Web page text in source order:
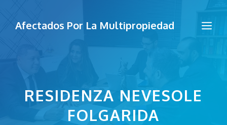
Afectados Por La Multipropiedad
RESIDENZA NEVESOLE
FOLGARIDA